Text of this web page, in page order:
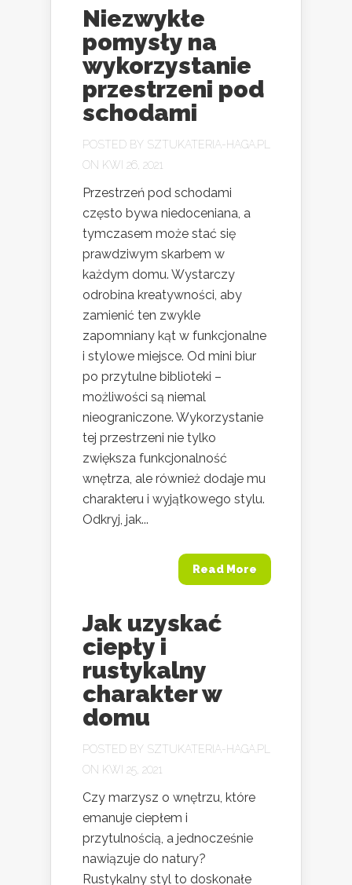
Niezwykłe
pomysły na
wykorzystanie
przestrzeni pod
schodami
POSTED BY SZTUKATERIA-HAGA.PL
ON KWI 26, 2021
Przestrzeń pod schodami
często bywa niedoceniana, a
tymczasem może stać się
prawdziwym skarbem w
każdym domu. Wystarczy
odrobina kreatywności, aby
zamienić ten zwykle
zapomniany kąt w funkcjonalne
i stylowe miejsce. Od mini biur
po przytulne biblioteki –
możliwości są niemal
nieograniczone. Wykorzystanie
tej przestrzeni nie tylko
zwiększa funkcjonalność
wnętrza, ale również dodaje mu
charakteru i wyjątkowego stylu.
Odkryj, jak...
Read More
Jak uzyskać
ciepły i
rustykalny
charakter w
domu
POSTED BY SZTUKATERIA-HAGA.PL
ON KWI 25, 2021
Czy marzysz o wnętrzu, które
emanuje ciepłem i
przytulnością, a jednocześnie
nawiązuje do natury?
Rustykalny styl to doskonałe